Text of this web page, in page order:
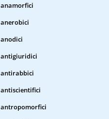
anamorfici
anerobici
anodici
antigiuridici
antirabbici
antiscientifici
antropomorfici